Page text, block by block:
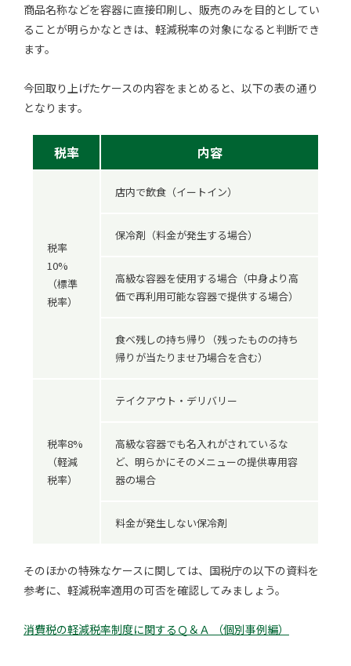
商品名称などを容器に直接印刷し、販売のみを目的としてい
ることが明らかなときは、軽減税率の対象になると判断でき
ます。
今回取り上げたケースの内容をまとめると、以下の表の通り
となります。
税率 内容
税率
10%
（標準
税率）
店内で飲食（イートイン）
保冷剤（料金が発生する場合）
高級な容器を使用する場合（中身より高
価で再利用可能な容器で提供する場合）
食べ残しの持ち帰り（残ったものの持ち
帰りが当たりませ乃場合を含む）
税率8%
（軽減
税率）
テイクアウト・デリバリー
高級な容器でも名入れがされているな
ど、明らかにそのメニューの提供専用容
器の場合
料金が発生しない保冷剤
そのほかの特殊なケースに関しては、国税庁の以下の資料を
参考に、軽減税率適用の可否を確認してみましょう。
消費税の軽減税率制度に関するＱ＆Ａ （個別事例編）